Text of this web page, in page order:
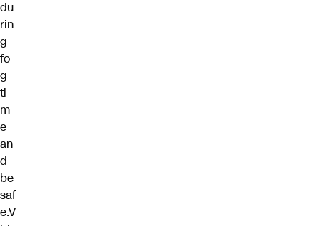
du
rin
g
fo
g
ti
m
e
an
d
be
saf
e.V